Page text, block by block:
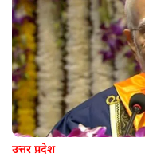
उत्तर प्रदेश